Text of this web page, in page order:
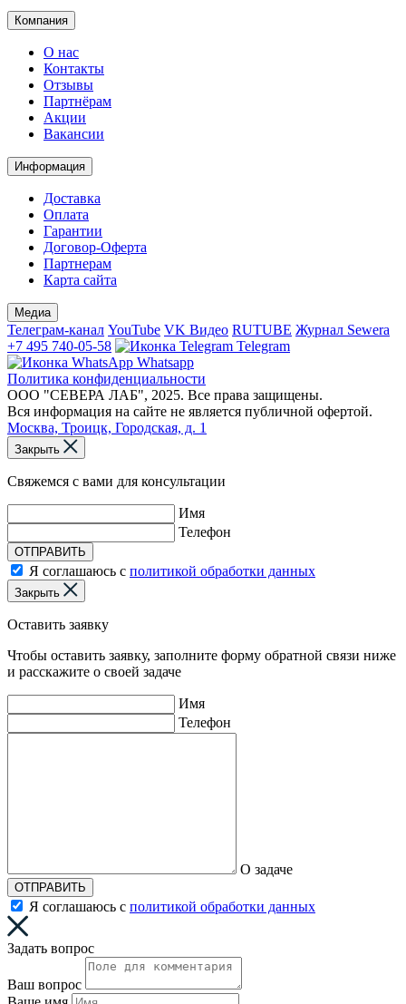
Компания
О нас
Контакты
Отзывы
Партнёрам
Акции
Вакансии
Информация
Доставка
Оплата
Гарантии
Договор-Оферта
Партнерам
Карта сайта
Медиа
Телеграм-канал YouTube VK Видео RUTUBE Журнал Sewera
+7 495 740-05-58
Telegram
Whatsapp
Политика конфиденциальности
ООО "СЕВЕРА ЛАБ", 2025. Все права защищены.
Вся информация на сайте не является публичной офертой.
Москва, Троицк, Городская, д. 1
Закрыть
Свяжемся с вами для консультации
Имя
Телефон
ОТПРАВИТЬ
Я соглашаюсь с политикой обработки данных
Закрыть
Оставить заявку
Чтобы оставить заявку, заполните форму обратной связи ниже
и расскажите о своей задаче
Имя
Телефон
О задаче
ОТПРАВИТЬ
Я соглашаюсь с политикой обработки данных
Задать вопрос
Ваш вопрос